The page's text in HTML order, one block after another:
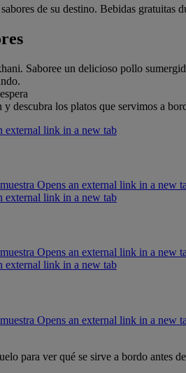
de su destino. Bebidas gratuitas
Saboree un delicioso pollo
descubra los platos que servimos a
external link in a new tab
Opens an external link in a new
external link in a new tab
Opens an external link in a new
external link in a new tab
Opens an external link in a new
para ver qué se sirve a bordo antes